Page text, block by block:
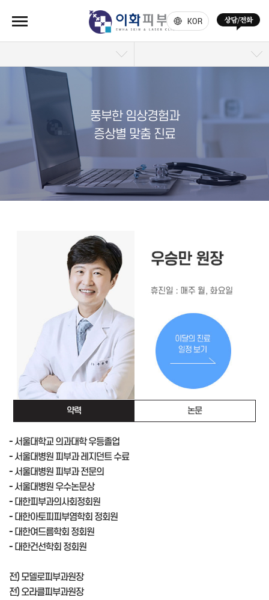
KOR
풍부한 임상경험과
증상별 맞춤 진료
약력 논문
- 서울대학교 의과대학 우등졸업
- 서울대병원 피부과 레지던트 수료
- 서울대병원 피부과 전문의
- 서울대병원 우수논문상
- 대한피부과의사회정회원
- 대한아토피피부염학회 정회원
- 대한여드름학회 정회원
- 대한건선학회 정회원
전) 모델로피부과원장
전) 오라클피부과원장